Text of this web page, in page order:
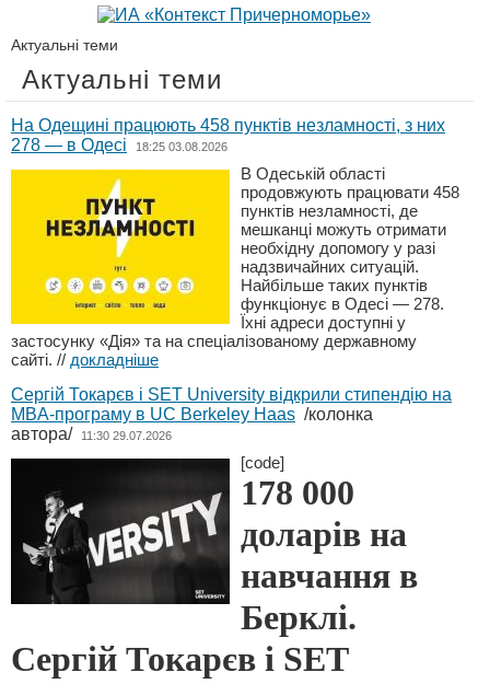
Актуальні теми
Актуальні теми
На Одещині працюють 458 пунктів незламності, з них
278 — в Одесі
18:25 03.08.2026
В Одеській області
продовжують працювати 458
пунктів незламності, де
мешканці можуть отримати
необхідну допомогу у разі
надзвичайних ситуацій.
Найбільше таких пунктів
функціонує в Одесі — 278.
Їхні адреси доступні у
застосунку «Дія» та на спеціалізованому державному
сайті. // докладніше
Сергій Токарєв і SET University відкрили стипендію на
MBA-програму в UC Berkeley Haas /колонка
автора/
11:30 29.07.2026
[code]
178 000
доларів на
навчання в
Берклі.
Сергій Токарєв і SET